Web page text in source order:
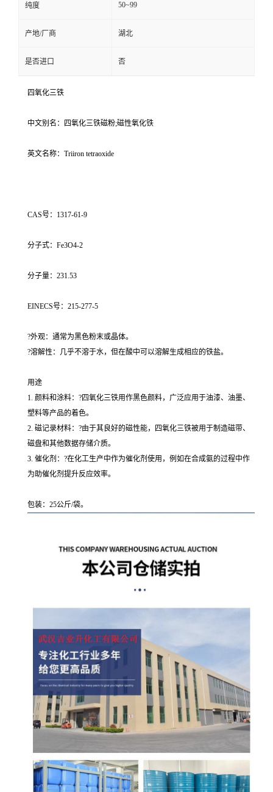
纯度 50~99
产地/厂商 湖北
是否进口 否
四氧化三铁
中文别名：四氧化三铁磁粉;磁性氧化铁
英文名称：Triiron tetraoxide
CAS号：1317-61-9
分子式：Fe3O4-2
分子量：231.53
EINECS号：215-277-5
?外观：通常为黑色粉末或晶体。
?溶解性：几乎不溶于水，但在酸中可以溶解生成相应的铁盐。
用途
1. 颜料和涂料：?四氧化三铁用作黑色颜料，广泛应用于油漆、油墨、
塑料等产品的着色。
2. 磁记录材料：?由于其良好的磁性能，四氧化三铁被用于制造磁带、
磁盘和其他数据存储介质。
3. 催化剂：?在化工生产中作为催化剂使用，例如在合成氨的过程中作
为助催化剂提升反应效率。
包装：25公斤/袋。